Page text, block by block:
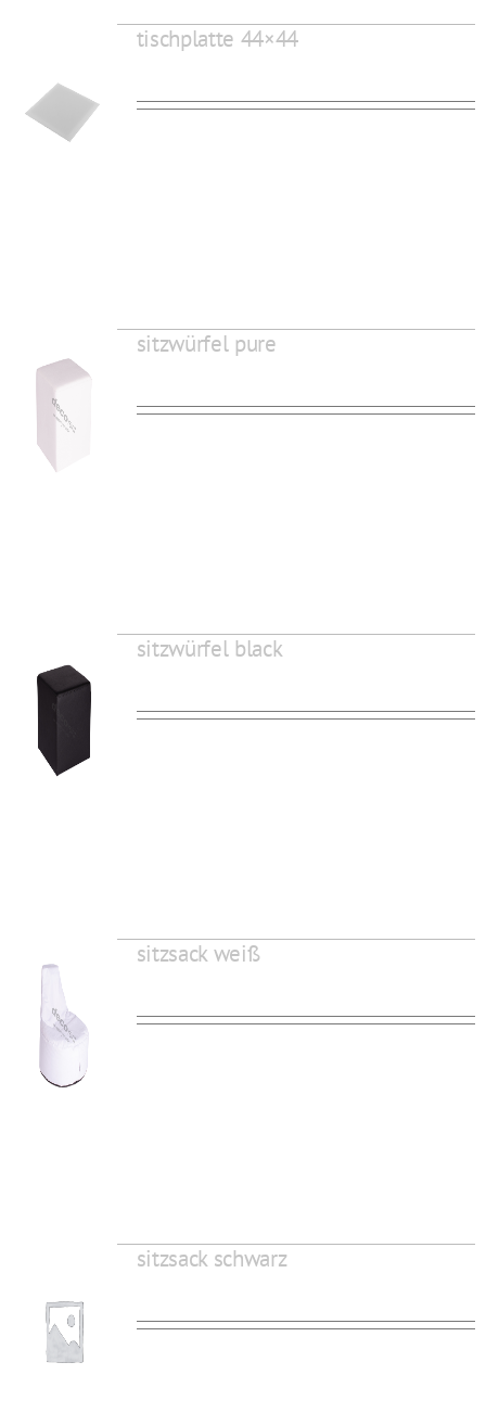
tischplatte 44×44
sitzwürfel pure
sitzwürfel black
sitzsack weiß
sitzsack schwarz